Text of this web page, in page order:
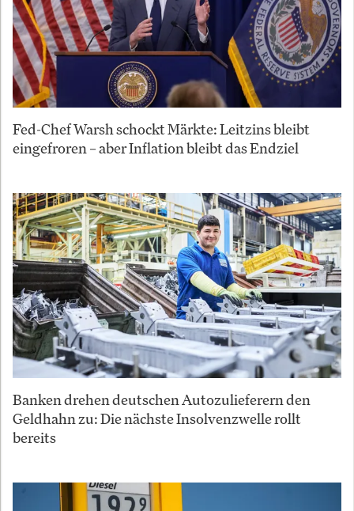
Fed-Chef Warsh schockt Märkte: Leitzins bleibt
eingefroren – aber Inflation bleibt das Endziel
Banken drehen deutschen Autozulieferern den
Geldhahn zu: Die nächste Insolvenzwelle rollt
bereits